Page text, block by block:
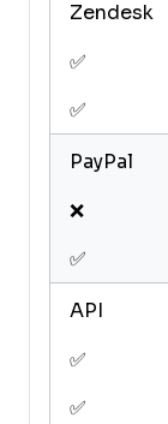
Zendesk
✅
✅
PayPal
❌
✅
API
✅
✅